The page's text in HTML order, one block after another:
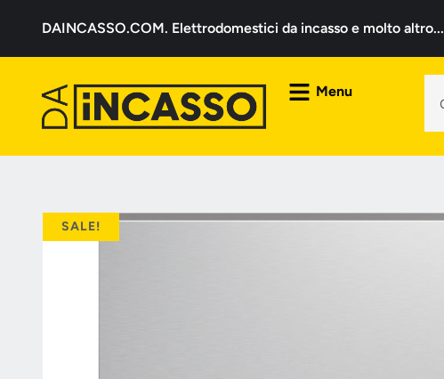
DAINCASSO.COM. Elettrodomestici da incasso e molto altro...
Menu
SALE!